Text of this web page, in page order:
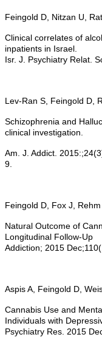
Feingold D, Nitzan U,
Clinical correlates of
inpatients in Israel.
Isr. J. Psychiatry Relat.
Lev-Ran S, Feingold D,
Schizophrenia and
clinical investigation.
Am. J. Addict.
Feingold D, Fox J,
Natural Outcome of
Longitudinal Follow-Up
Addiction; 2015
Aspis A, Feingold D,
Cannabis Use and
Individuals with
Psychiatry Res. 2015